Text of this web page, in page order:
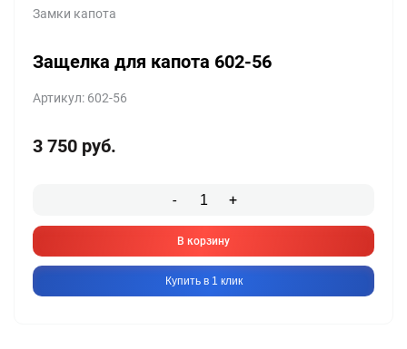
Замки капота
Защелка для капота 602-56
Артикул: 602-56
3 750 руб.
- +
В корзину
Купить в 1 клик